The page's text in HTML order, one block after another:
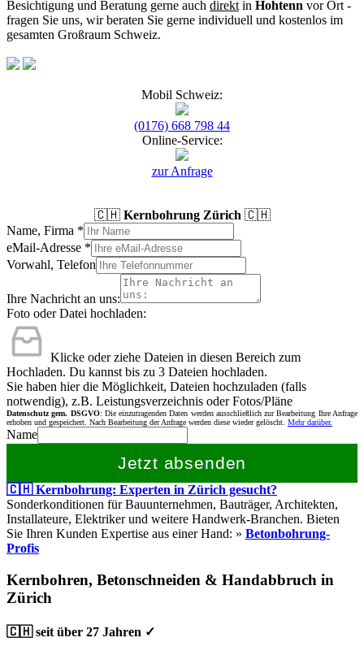
Besichtigung und Beratung gerne auch direkt in Hohtenn vor Ort -
fragen Sie uns, wir beraten Sie gerne individuell und kostenlos im
gesamten Großraum Schweiz.
Mobil Schweiz:
(0176) 668 798 44
Online-Service:
zur Anfrage
🇨🇭 Kernbohrung Zürich 🇨🇭
Name, Firma *
eMail-Adresse *
Vorwahl, Telefon
Ihre Nachricht an uns:
Foto oder Datei hochladen:
Klicke oder ziehe Dateien in diesen Bereich zum
Hochladen. Du kannst bis zu 3 Dateien hochladen.
Sie haben hier die Möglichkeit, Dateien hochzuladen (falls
notwendig), z.B. Leistungsverzeichnis oder Fotos/Pläne
Datenschutz gem. DSGVO: Die einzutragenden Daten werden ausschließlich zur Bearbeitung Ihre Anfrage
erhoben und gespeichert. Nach Bearbeitung der Anfrage werden diese wieder gelöscht. Mehr darüber.
Name
Jetzt absenden
🇨🇭 Kernbohrung: Experten in Zürich gesucht?
Sonderkonditionen für Bauunternehmen, Bauträger, Architekten,
Installateure, Elektriker und weitere Handwerk-Branchen. Bieten
Sie Ihren Kunden Expertise aus einer Hand: » Betonbohrung-
Profis
Kernbohren, Betonschneiden & Handabbruch in
Zürich
🇨🇭 seit über 27 Jahren ✓